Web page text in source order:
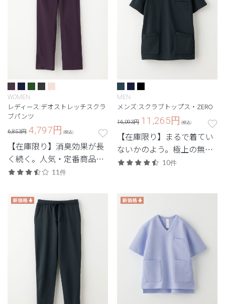
WOMEN
レディース:デオストレッチスクラ
ブパンツ
6,853円 4,797円 (税込)
【在庫限り】消臭効果が長
く続く。人気・定番商品の
デオをアップデートした機
11件
MEN
メンズ:スクラブトップス・ZERO
16,093円 11,265円 (税込)
【在庫限り】まるで着てい
ないかのよう。極上の無重
力体験を味わう次世代シリ
10件